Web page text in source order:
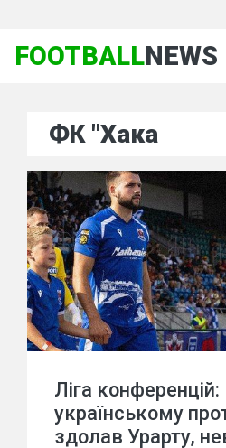
FOOTBALLNEWS
ФК "Хака
Ліга
українському
здолав Урарту,